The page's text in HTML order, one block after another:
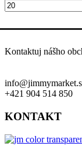
Minimálna
cena
Kontaktuj nášho
+421 904 514 850
KONTAKT